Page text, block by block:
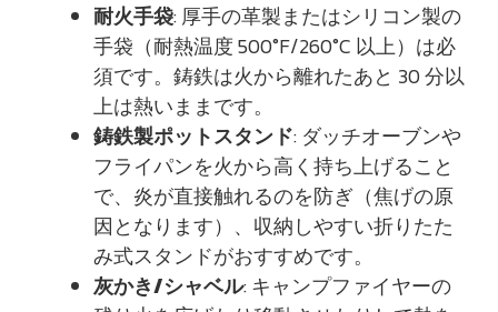
耐火手袋: 厚手の革製またはシリコン製の
手袋（耐熱温度 500°F/260°C 以上）は必
須です。鋳鉄は火から離れたあと 30 分以
上は熱いままです。
鋳鉄製ポットスタンド: ダッチオーブンや
フライパンを火から高く持ち上げること
で、炎が直接触れるのを防ぎ（焦げの原
因となります）、収納しやすい折りたた
み式スタンドがおすすめです。
灰かき/シャベル: キャンプファイヤーの